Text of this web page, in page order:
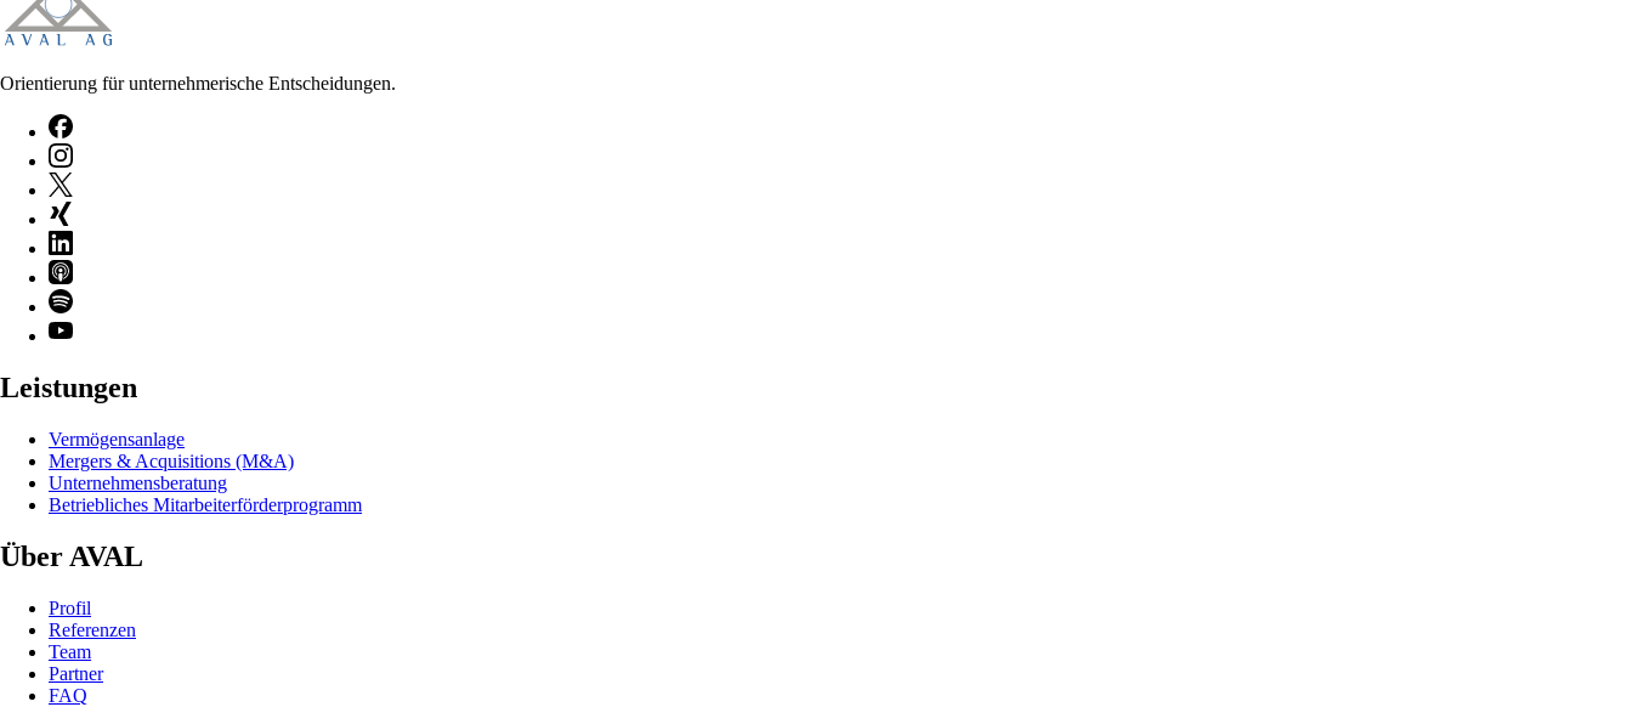
Orientierung für unternehmerische Entscheidungen.
Leistungen
Vermögensanlage
Mergers & Acquisitions (M&A)
Unternehmensberatung
Betriebliches Mitarbeiterförderprogramm
Über AVAL
Profil
Referenzen
Team
Partner
FAQ